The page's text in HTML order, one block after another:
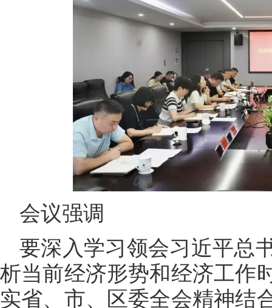
会议强调
要深入学习领会习近平总
析当前经济形势和经济工作
实省、市、区委全会精神结